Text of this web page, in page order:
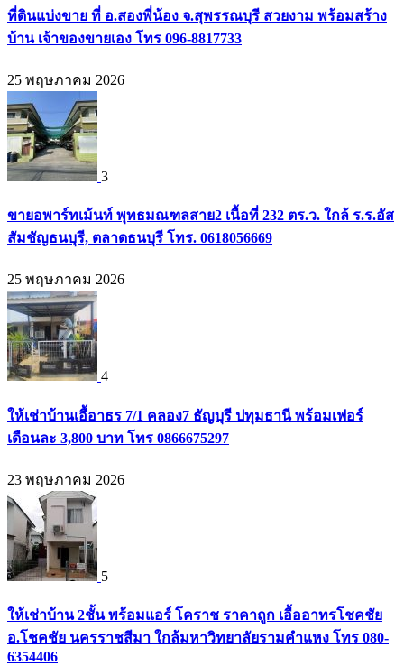
ที่ดินแบ่งขาย ที่ อ.สองพี่น้อง จ.สุพรรณบุรี สวยงาม พร้อมสร้าง
บ้าน เจ้าของขายเอง โทร 096-8817733
25 พฤษภาคม 2026
3
ขายอพาร์ทเม้นท์ พุทธมณฑลสาย2 เนื้อที่ 232 ตร.ว. ใกล้ ร.ร.อัส
สัมชัญธนบุรี, ตลาดธนบุรี โทร. 0618056669
25 พฤษภาคม 2026
4
ให้เช่าบ้านเอื้อาธร 7/1 คลอง7 ธัญบุรี ปทุมธานี พร้อมเฟอร์
เดือนละ 3,800 บาท โทร 0866675297
23 พฤษภาคม 2026
5
ให้เช่าบ้าน 2ชั้น พร้อมแอร์ โคราช ราคาถูก เอื้ออาทรโชคชัย
อ.โชคชัย นครราชสีมา ใกล้มหาวิทยาลัยรามคำแหง โทร 080-
6354406